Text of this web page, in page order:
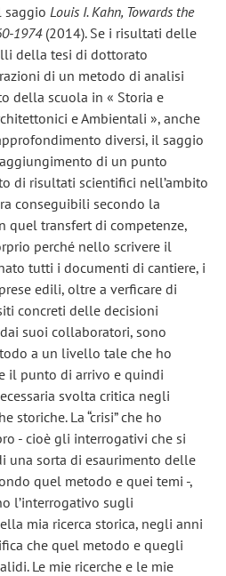
saggio Louis I. Kahn, Towards the
1974(2014). Se i risultati delle
della tesi di dottorato
di un metodo di analisi
della scuola in « Storia e
e Ambientali », anche
diversi, il saggio
di un punto
di risultati scientifici nell’ambito
conseguibili secondo la
quel transfert di competenze,
perché nello scrivere il
tutti i documenti di cantiere, i
edili, oltre a verficare di
concreti delle decisioni
suoi collaboratori, sono
a un livello tale che ho
il punto di arrivo e quindi
svolta critica negli
storiche. La “crisi” che ho
- cioè gli interrogativi che si
una sorta di esaurimento delle
quel metodo e quei temi -,
l’interrogativo sugli
mia ricerca storica, negli anni
che quel metodo e quegli
Le mie ricerche e le mie